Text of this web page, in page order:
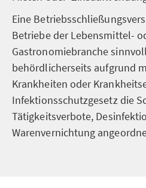
Eine
Betriebe der Lebensmittel-
Gastronomiebranche
behördlicherseits aufgrund
Krankheiten oder
Infektionsschutzgesetz die
Tätigkeitsverbote,
Warenvernichtung